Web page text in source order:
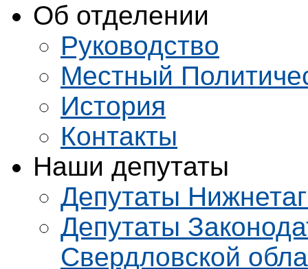
Об отделении
Руководство
Местный
История
Контакты
Наши депутаты
Депутаты
Депутаты
Свердловской